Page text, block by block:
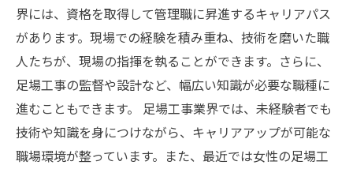
界には、資格を取得して管理職に昇進するキャリアパス
があります。現場での経験を積み重ね、技術を磨いた職
人たちが、現場の指揮を執ることができます。さらに、
足場工事の監督や設計など、幅広い知識が必要な職種に
進むこともできます。 足場工事業界では、未経験者でも
技術や知識を身につけながら、キャリアアップが可能な
職場環境が整っています。また、最近では女性の足場工